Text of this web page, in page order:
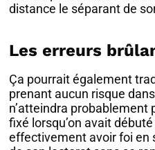
distance le séparant de
Les erreurs
Ça pourrait également
prenant aucun risque
n’atteindra probablement
fixé lorsqu’on avait
effectivement avoir foi en